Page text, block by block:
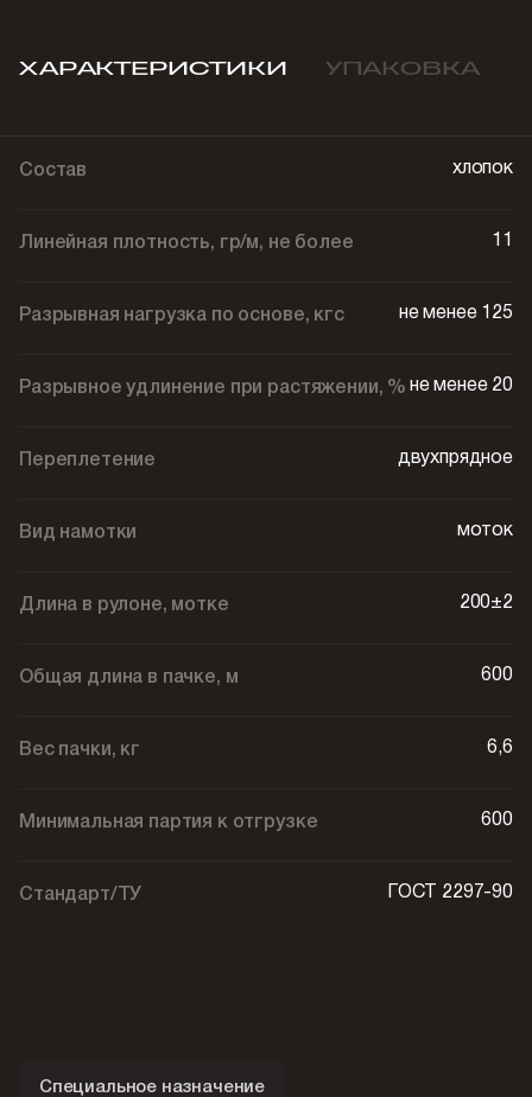
ХАРАКТЕРИСТИКИ УПАКОВКА
Состав хлопок
Линейная плотность, гр/м, не более 11
Разрывная нагрузка по основе, кгс не менее 125
Разрывное удлинение при растяжении, % не менее 20
Переплетение двухпрядное
Вид намотки моток
Длина в рулоне, мотке 200±2
Общая длина в пачке, м 600
Вес пачки, кг 6,6
Минимальная партия к отгрузке 600
Стандарт/ТУ ГОСТ 2297-90
Специальное назначение